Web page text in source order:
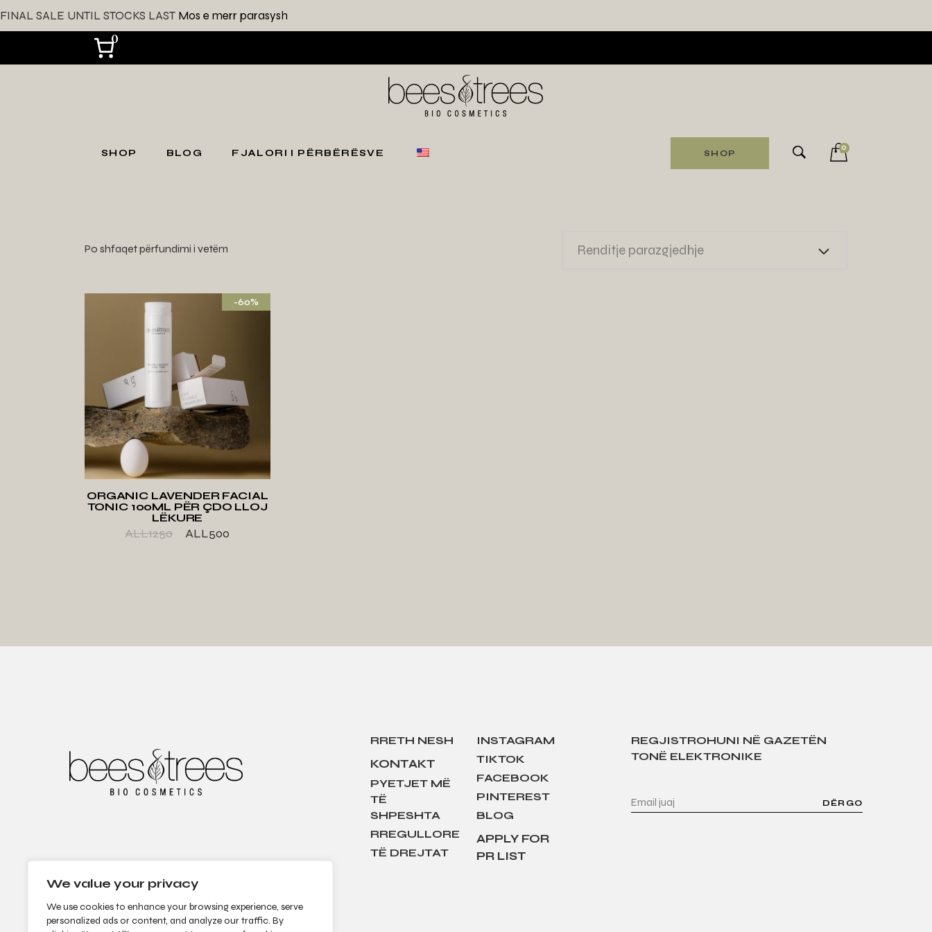
We value your privacy
We use cookies to enhance your browsing experience, serve
personalized ads or content, and analyze our traffic. By
FINAL SALE UNTIL STOCKS LAST Mos e merr parasysh
0
SHOP
Bli sipas
Gift Card
BLOG FJALORI I PËRBËRËSVE SHOP
0
Po shfaqet përfundimi i vetëm Renditje parazgjedhje
-60%
SHTO TE LISTA E
DËSHIRAVE
ORGANIC LAVENDER FACIAL
TONIC 100ML PËR ÇDO LLOJ
LËKURE
ALL1250 ALL500
RRETH NESH
KONTAKT
PYETJET MË
TË
SHPESHTA
RREGULLORE
TË DREJTAT
INSTAGRAM
TIKTOK
FACEBOOK
PINTEREST
BLOG
APPLY FOR
PR LIST
REGJISTROHUNI NË GAZETËN
TONË ELEKTRONIKE
DËRGO